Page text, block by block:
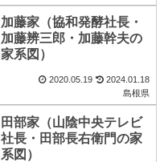
加藤家（協和発酵社長・
加藤辨三郎・加藤幹夫の
家系図）
2020.05.19
2024.01.18
島根県
田部家（山陰中央テレビ
社長・田部長右衛門の家
系図）